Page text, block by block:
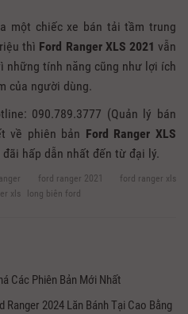
một chiếc xe bán tải tầm trung
thì Ford Ranger XLS 2021 vẫn
những tính năng cũng như lợi ích
của người dùng.
090.789.3777 (Quản lý bán
về phiên bản Ford Ranger XLS
hấp dẫn nhất đến từ đại lý.
ford ranger 2021
ford ranger xls
xls long biên ford
Các Phiên Bản Mới Nhất
Ranger 2024 Lăn Bánh Tại Cao Bằng